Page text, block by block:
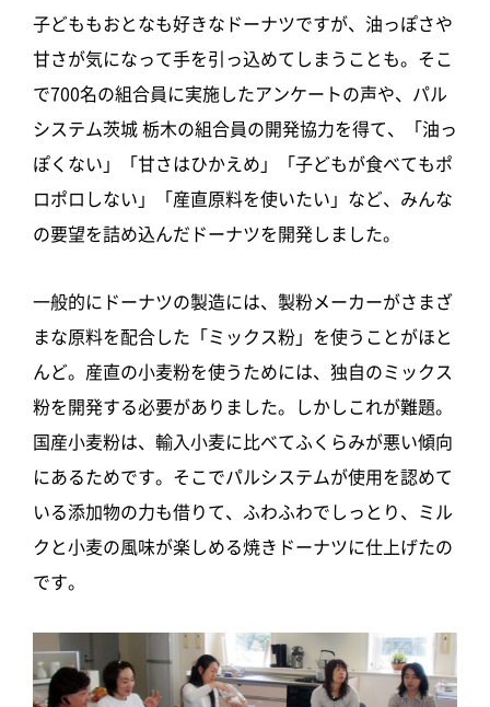
子どももおとなも好きなドーナツですが、油っぽさや
甘さが気になって手を引っ込めてしまうことも。そこ
で700名の組合員に実施したアンケートの声や、
パル
システム茨城 栃木の組合員の開発協力を得て、「油っ
ぽくない」「甘さはひかえめ」「子どもが食べてもポ
ロポロしない」「産直原料を使いたい」など、みんな
の要望を詰め込んだドーナツを開発しました。
一般的にドーナツの製造には、製粉メーカーがさまざ
まな原料を配合した「ミックス粉」を使うことがほと
んど。産直の小麦粉を使うためには、独自のミックス
粉を開発する必要がありました。しかしこれが難題。
国産小麦粉は、輸入小麦に比べてふくらみが悪い傾向
にあるためです。そこでパルシステムが使用を認めて
いる添加物の力も借りて、ふわふわでしっとり、ミル
クと小麦の風味が楽しめる焼きドーナツに仕上げたの
です。